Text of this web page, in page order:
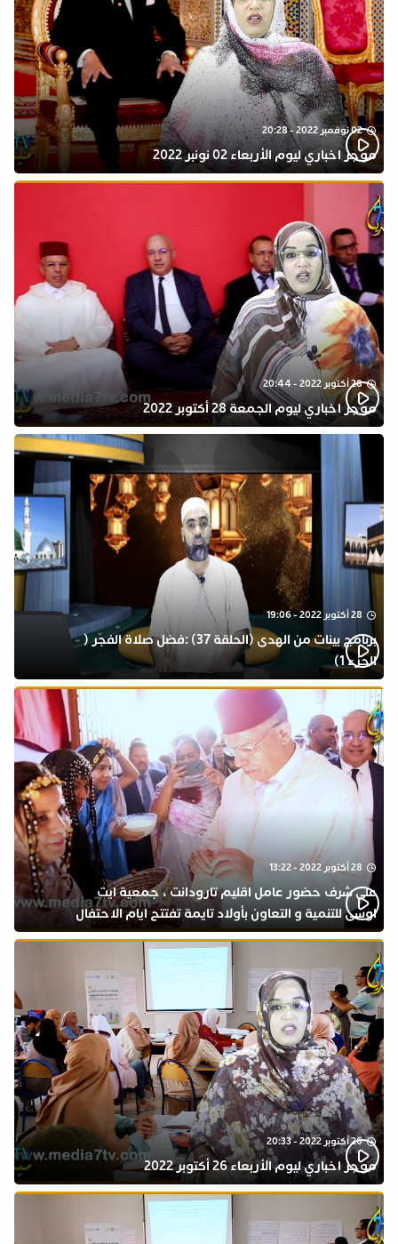
02 نوفمبر 2022 - 20:28
موجز اخباري ليوم الأربعاء 02 نونبر 2022
28 أكتوبر 2022 - 20:44
موجز اخباري ليوم الجمعة 28 أكتوبر 2022
28 أكتوبر 2022 - 19:06
برنامج بينات من الهدى (الحلقة 37) :فضل صلاة الفجر (
الجزء 1)
28 أكتوبر 2022 - 13:22
على شرف حضور عامل اقليم تارودانت ، جمعية ايت
اوسى للتنمية و التعاون بأولاد تايمة تفتتح ايام الاحتفال
بذكرى المولد النبوي
26 أكتوبر 2022 - 20:33
موجز اخباري ليوم الأربعاء 26 أكتوبر 2022